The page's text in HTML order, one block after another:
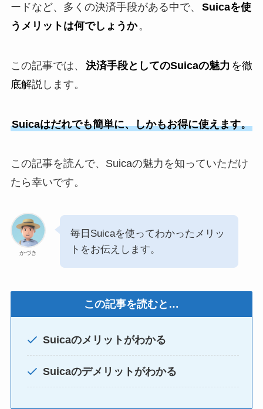
ードなど、多くの決済手段がある中で、
Suicaを使
うメリットは何でしょうか 。
この記事では、 決済手段としてのSuicaの魅力 を徹
底解説 します。
Suicaはだれでも簡単に、しかもお得に使えます。
この記事を読んで、Suicaの魅力を知っていただけ
たら幸いです。
かづき
毎日Suicaを使ってわかったメリッ
トをお伝えします。
この記事を読むと…
Suicaのメリットがわかる
Suicaのデメリットがわかる